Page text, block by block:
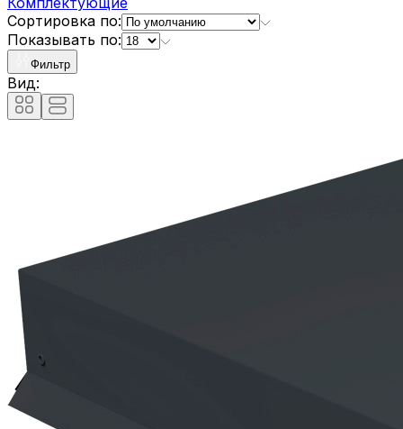
Сортировка по:
Показывать по:
Фильтр
Вид: